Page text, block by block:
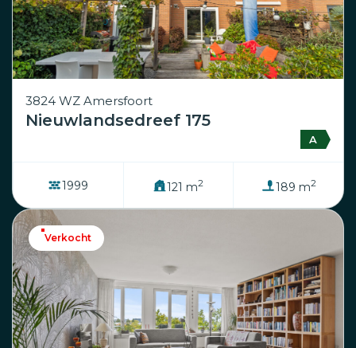
3824 WZ Amersfoort
Nieuwlandsedreef 175
A
1999 121 m2 189 m2
Verkocht